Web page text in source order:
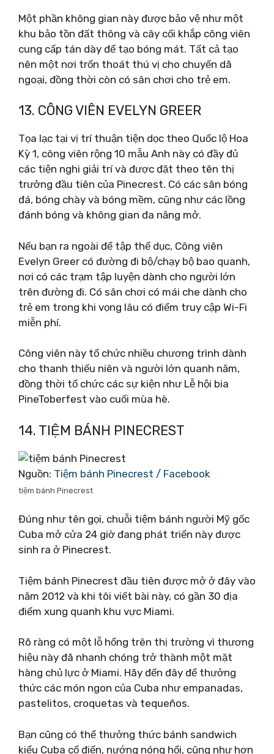
Một phần không gian này được bảo vệ như một
khu bảo tồn đất thông và cây cối khắp công viên
cung cấp tán dày để tạo bóng mát. Tất cả tạo
nên một nơi trốn thoát thú vị cho chuyến dã
ngoại, đồng thời còn có sân chơi cho trẻ em.
13. CÔNG VIÊN EVELYN GREER
Tọa lạc tại vị trí thuận tiện dọc theo Quốc lộ Hoa
Kỳ 1, công viên rộng 10 mẫu Anh này có đầy đủ
các tiện nghi giải trí và được đặt theo tên thị
trưởng đầu tiên của Pinecrest. Có các sân bóng
đá, bóng chày và bóng mềm, cũng như các lồng
đánh bóng và không gian đa năng mở.
Nếu bạn ra ngoài để tập thể dục, Công viên
Evelyn Greer có đường đi bộ/chạy bộ bao quanh,
nơi có các trạm tập luyện dành cho người lớn
trên đường đi. Có sân chơi có mái che dành cho
trẻ em trong khi vọng lâu có điểm truy cập Wi-Fi
miễn phí.
Công viên này tổ chức nhiều chương trình dành
cho thanh thiếu niên và người lớn quanh năm,
đồng thời tổ chức các sự kiện như Lễ hội bia
PineToberfest vào cuối mùa hè.
14. TIỆM BÁNH PINECREST
Nguồn: Tiệm bánh Pinecrest / Facebook
tiệm bánh Pinecrest
Đúng như tên gọi, chuỗi tiệm bánh người Mỹ gốc
Cuba mở cửa 24 giờ đang phát triển này được
sinh ra ở Pinecrest.
Tiệm bánh Pinecrest đầu tiên được mở ở đây vào
năm 2012 và khi tôi viết bài này, có gần 30 địa
điểm xung quanh khu vực Miami.
Rõ ràng có một lỗ hổng trên thị trường vì thương
hiệu này đã nhanh chóng trở thành một mặt
hàng chủ lực ở Miami. Hãy đến đây để thưởng
thức các món ngon của Cuba như empanadas,
pastelitos, croquetas và tequeños.
Bạn cũng có thể thưởng thức bánh sandwich
kiểu Cuba cổ điển, nướng nóng hổi, ​​​​cũng như hơn